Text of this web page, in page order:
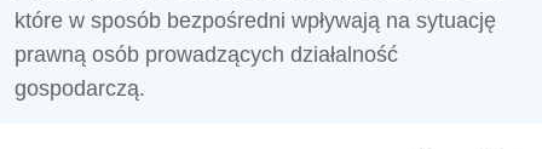
które w sposób bezpośredni wpływają na sytuację
prawną osób prowadzących działalność
gospodarczą.